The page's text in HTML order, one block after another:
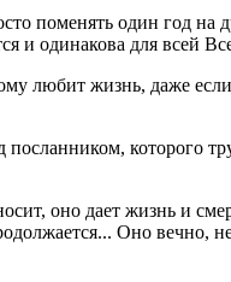
поменять один год на
и одинакова для всей
любит жизнь, даже
которого
оно дает жизнь и
Оно вечно,